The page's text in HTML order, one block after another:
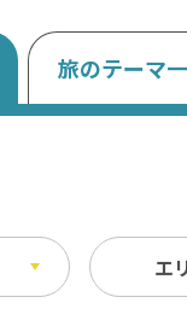
旅のテーマ
エ